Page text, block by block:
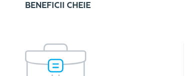
BENEFICII CHEIE